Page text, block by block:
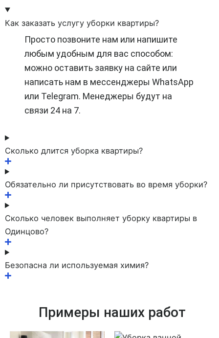
Как заказать услугу уборки квартиры?
Просто позвоните нам или напишите
любым удобным для вас способом:
можно оставить заявку на сайте или
написать нам в мессенджеры WhatsApp
или Telegram. Менеджеры будут на
связи 24 на 7.
Сколько длится уборка квартиры?
Обязательно ли присутствовать во время уборки?
Сколько человек выполняет уборку квартиры в
Одинцово?
Безопасна ли используемая химия?
Примеры наших работ